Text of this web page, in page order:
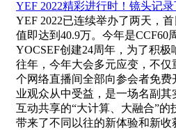
YEF 2022精彩进行时！镜头记录
YEF 2022已连续举办了两天，
值即达到40.9万。今年是CCF60
YOCSEF创建24周年，为了积
往年，今年大会多元应变，不
个网络直播间全部向参会者免
业观众从中受益，是一场名副
互动共享的“大计算、大融合”
带来了不同以往的新体验和新收